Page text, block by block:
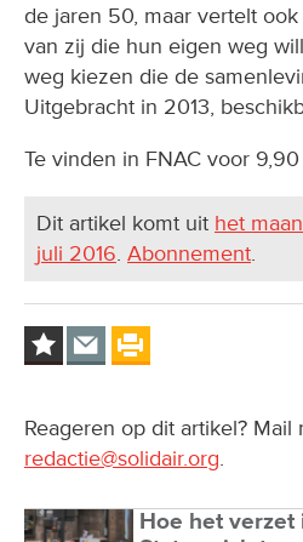
de jaren 50, maar vertelt
van zij die hun eigen weg
weg kiezen die de
Uitgebracht in 2013,
Te vinden in FNAC voor
Dit artikel komt uit het
juli 2016. Abonnement.
Reageren op dit artikel? Mail
redactie@solidair.org.
Hoe het verzet